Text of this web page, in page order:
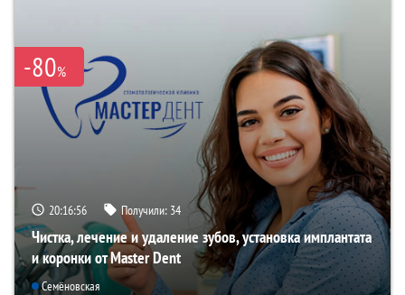
-80%
20:16:55 Получили: 34
Чистка, лечение и удаление зубов, установка имплантата
и коронки от Master Dent
Семёновская